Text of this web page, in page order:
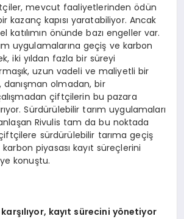
mevcut faaliyetlerinden ödün
kazanç kapısı yaratabiliyor. Ancak
katılımın önünde bazı engeller var.
uygulamalarına geçiş ve karbon
iki yıldan fazla bir süreyi
uzun vadeli ve maliyetli bir
danışman olmadan, bir
çiftçilerin bu pazara
Sürdürülebilir tarım uygulamaları
Rivulis tam da bu noktada
sürdürülebilir tarıma geçiş
piyasası kayıt süreçlerini
konuştu.
kayıt sürecini yönetiyor